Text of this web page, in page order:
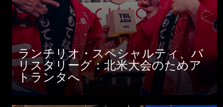
ランチリオ・スペシャルティ、バ
リスタリーグ：北米大会のためア
トランタへ